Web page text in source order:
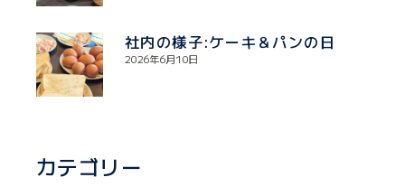
社内の様子:ケーキ＆パンの日
2026年6月10日
カテゴリー